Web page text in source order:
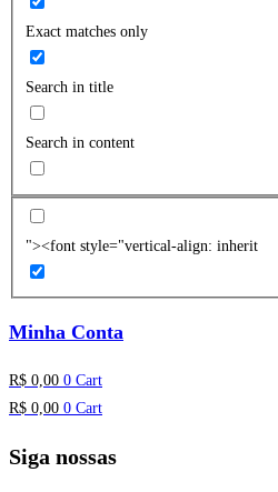
Exact matches only
Search in title
Search in content
"><font style="vertical-align: inherit
Minha Conta
R$ 0,00 0 Cart
R$ 0,00 0 Cart
Siga nossas